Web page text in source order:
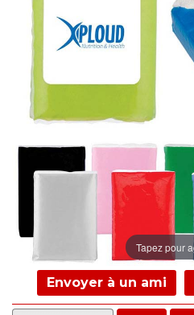
Tapez pour
Envoyer à un ami